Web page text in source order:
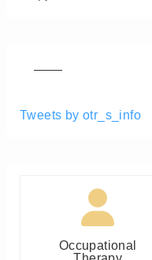
Tweets by otr_s_info
Occupational